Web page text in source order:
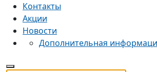
Контакты
Акции
Новости
Дополнительная